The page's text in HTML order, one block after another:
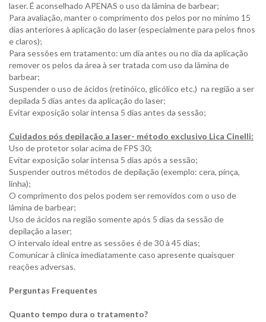
laser. É aconselhado APENAS o uso da lâmina de barbear;
Para avaliação, manter o comprimento dos pelos por no mínimo 15
dias anteriores à aplicação do laser (especialmente para pelos finos
e claros);
Para sessões em tratamento: um dia antes ou no dia da aplicação
remover os pelos da área à ser tratada com uso da lâmina de
barbear;
Suspender o uso de ácidos (retinóico, glicólico etc.) na região a ser
depilada 5 dias antes da aplicação do laser;
Evitar exposição solar intensa 5 dias antes da sessão;
Cuidados pós depilação a laser- método exclusivo Lica Cinelli:
Uso de protetor solar acima de FPS 30;
Evitar exposição solar intensa 5 dias após a sessão;
Suspender outros métodos de depilação (exemplo: cera, pinça,
linha);
O comprimento dos pelos podem ser removidos com o uso de
lâmina de barbear;
Uso de ácidos na região somente após 5 dias da sessão de
depilação a laser;
O intervalo ideal entre as sessões é de 30 à 45 dias;
Comunicar à clínica imediatamente caso apresente quaisquer
reações adversas.
Perguntas Frequentes
Quanto tempo dura o tratamento?